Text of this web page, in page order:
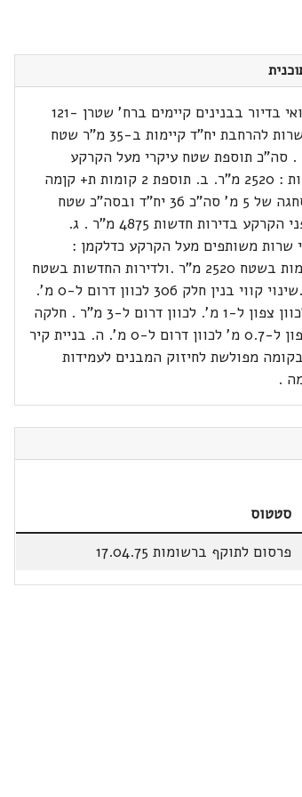
א. שיפור תוואי בדיור בבנינים קיימים ברח' שטרן 121-
105. ע"י אפשרות להרחבת יח"ד קיימות ב-35 מ"ר שטח
. סה"כ תוספת שטח עיקרי מעל הקרקע
בדירות קיימות : 2520 מ"ר. ב. תוספת 2 קומות ת+ קןמה
שלישית בנסחגה של 5 מ' סה"כ 36 יח"ד ובסה"כ שטח
עיקרי מעל פני הקרקע בדירות חדשות 4875 מ"ר . ג.
שרות משותפים מעל הקרקע כדלקמן :
לדירות הקיימות בשטח 2520 מ"ר .ולדירות החדשות בשטח
945 מ"ר . ד.שינוי קווי בנין חלק 306 לכוון דרום ל-0 מ'.
חלקה 307 לכוון צפון ל-1 מ'. לכוון דרום ל-3 מ"ר . חלקה
308 לכוון צפון ל-0.7 מ' לכוון דרום ל-0 מ'. ה. בניית קיר
מפולשת לחיזוק המבנים לעמידות
.
סטטוס
פרסום לתוקף ברשומות 17.04.75